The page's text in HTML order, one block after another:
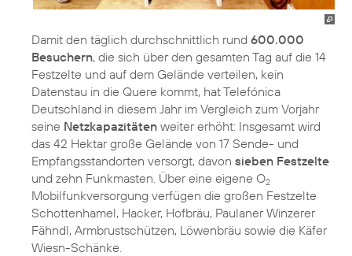
Damit den täglich durchschnittlich rund 600.000
Besuchern, die sich über den gesamten Tag auf die 14
Festzelte und auf dem Gelände verteilen, kein
Datenstau in die Quere kommt, hat Telefónica
Deutschland in diesem Jahr im Vergleich zum Vorjahr
seine Netzkapazitäten weiter erhöht: Insgesamt wird
das 42 Hektar große Gelände von 17 Sende- und
Empfangsstandorten versorgt, davon sieben Festzelte
und zehn Funkmasten. Über eine eigene O2
Mobilfunkversorgung verfügen die großen Festzelte
Schottenhamel, Hacker, Hofbräu, Paulaner Winzerer
Fähndl, Armbrustschützen, Löwenbräu sowie die Käfer
Wiesn-Schänke.